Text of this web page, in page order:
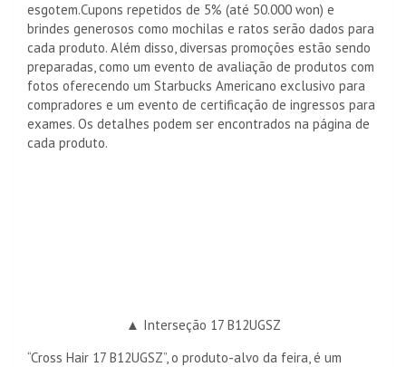
esgotem.Cupons repetidos de 5% (até 50.000 won) e
brindes generosos como mochilas e ratos serão dados para
cada produto. Além disso, diversas promoções estão sendo
preparadas, como um evento de avaliação de produtos com
fotos oferecendo um Starbucks Americano exclusivo para
compradores e um evento de certificação de ingressos para
exames. Os detalhes podem ser encontrados na página de
cada produto.
▲ Interseção 17 B12UGSZ
“Cross Hair 17 B12UGSZ”, o produto-alvo da feira, é um